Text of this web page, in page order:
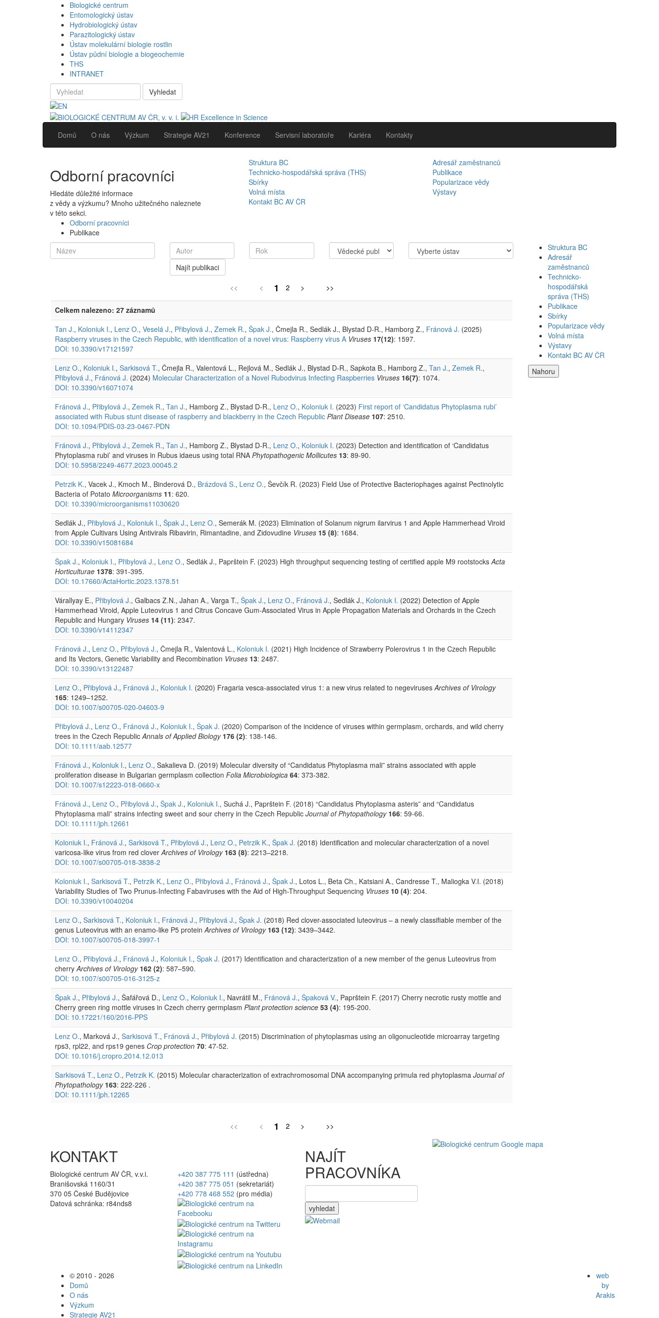
Biologické centrum
Entomologický ústav
Hydrobiologický ústav
Parazitologický ústav
Ústav molekulární biologie rostlin
Ústav půdní biologie a biogeochemie
THS
INTRANET
Vyhledat
Domů O nás Výzkum Strategie AV21 Konference Servisní laboratoře Kariéra Kontakty
Odborní pracovníci
Hledáte důležité informace
z vědy a výzkumu? Mnoho užitečného naleznete
v této sekci.
Struktura BC
Adresář zaměstnanců
Technicko-hospodářská správa (THS)
Publikace
Sbírky
Popularizace vědy
Volná místa
Výstavy
Kontakt BC AV ČR
Odborní pracovníci
Publikace
Najít publikaci
<< < 1 2 > >>
Celkem nalezeno: 27 záznamů
Tan J., Koloniuk I., Lenz O., Veselá J., Přibylová J., Zemek R., Špak J., Čmejla R., Sedlák J., Blystad D-R., Hamborg Z., Fránová J. (2025)
Raspberry viruses in the Czech Republic, with identification of a novel virus: Raspberry virus A Viruses 17(12): 1597.
DOI: 10.3390/v17121597
Lenz O., Koloniuk I., Sarkisová T., Čmejla R., Valentová L., Rejlová M., Sedlák J., Blystad D-R., Sapkota B., Hamborg Z., Tan J., Zemek R.,
Přibylová J., Fránová J. (2024) Molecular Characterization of a Novel Rubodvirus Infecting Raspberries Viruses 16(7): 1074.
DOI: 10.3390/v16071074
Fránová J., Přibylová J., Zemek R., Tan J., Hamborg Z., Blystad D-R., Lenz O., Koloniuk I. (2023) First report of ‘Candidatus Phytoplasma rubi’
associated with Rubus stunt disease of raspberry and blackberry in the Czech Republic Plant Disease 107: 2510.
DOI: 10.1094/PDIS-03-23-0467-PDN
Fránová J., Přibylová J., Zemek R., Tan J., Hamborg Z., Blystad D-R., Lenz O., Koloniuk I. (2023) Detection and identification of ‘Candidatus
Phytoplasma rubi’ and viruses in Rubus idaeus using total RNA Phytopathogenic Mollicutes 13: 89-90.
DOI: 10.5958/2249-4677.2023.00045.2
Petrzik K., Vacek J., Kmoch M., Binderová D., Brázdová S., Lenz O., Ševčík R. (2023) Field Use of Protective Bacteriophages against Pectinolytic
Bacteria of Potato Microorganisms 11: 620.
DOI: 10.3390/microorganisms11030620
Sedlák J., Přibylová J., Koloniuk I., Špak J., Lenz O., Semerák M. (2023) Elimination of Solanum nigrum ilarvirus 1 and Apple Hammerhead Viroid
from Apple Cultivars Using Antivirals Ribavirin, Rimantadine, and Zidovudine Viruses 15 (8): 1684.
DOI: 10.3390/v15081684
Špak J., Koloniuk I., Přibylová J., Lenz O., Sedlák J., Paprštein F. (2023) High throughput sequencing testing of certified apple M9 rootstocks Acta
Horticulturae 1378: 391-395.
DOI: 10.17660/ActaHortic.2023.1378.51
Várallyay E., Přibylová J., Galbacs Z.N., Jahan A., Varga T., Špak J., Lenz O., Fránová J., Sedlák J., Koloniuk I. (2022) Detection of Apple
Hammerhead Viroid, Apple Luteovirus 1 and Citrus Concave Gum-Associated Virus in Apple Propagation Materials and Orchards in the Czech
Republic and Hungary Viruses 14 (11): 2347.
DOI: 10.3390/v14112347
Fránová J., Lenz O., Přibylová J., Čmejla R., Valentová L., Koloniuk I. (2021) High Incidence of Strawberry Polerovirus 1 in the Czech Republic
and Its Vectors, Genetic Variability and Recombination Viruses 13: 2487.
DOI: 10.3390/v13122487
Lenz O., Přibylová J., Fránová J., Koloniuk I. (2020) Fragaria vesca‑associated virus 1: a new virus related to negeviruses Archives of Virology
165: 1249–1252.
DOI: 10.1007/s00705-020-04603-9
Přibylová J., Lenz O., Fránová J., Koloniuk I., Špak J. (2020) Comparison of the incidence of viruses within germplasm, orchards, and wild cherry
trees in the Czech Republic Annals of Applied Biology 176 (2): 138-146.
DOI: 10.1111/aab.12577
Fránová J., Koloniuk I., Lenz O., Sakalieva D. (2019) Molecular diversity of “Candidatus Phytoplasma mali” strains associated with apple
proliferation disease in Bulgarian germplasm collection Folia Microbiologica 64: 373-382.
DOI: 10.1007/s12223-018-0660-x
Fránová J., Lenz O., Přibylová J., Špak J., Koloniuk I., Suchá J., Paprštein F. (2018) “Candidatus Phytoplasma asteris” and “Candidatus
Phytoplasma mali” strains infecting sweet and sour cherry in the Czech Republic Journal of Phytopathology 166: 59-66.
DOI: 10.1111/jph.12661
Koloniuk I., Fránová J., Sarkisová T., Přibylová J., Lenz O., Petrzik K., Špak J. (2018) Identification and molecular characterization of a novel
varicosa-like virus from red clover Archives of Virology 163 (8): 2213–2218.
DOI: 10.1007/s00705-018-3838-2
Koloniuk I., Sarkisová T., Petrzik K., Lenz O., Přibylová J., Fránová J., Špak J., Lotos L., Beta Ch., Katsiani A., Candresse T., Maliogka V.I. (2018)
Variability Studies of Two Prunus-Infecting Fabaviruses with the Aid of High-Throughput Sequencing Viruses 10 (4): 204.
DOI: 10.3390/v10040204
Lenz O., Sarkisová T., Koloniuk I., Fránová J., Přibylová J., Špak J. (2018) Red clover-associated luteovirus – a newly classifiable member of the
genus Luteovirus with an enamo-like P5 protein Archives of Virology 163 (12): 3439–3442.
DOI: 10.1007/s00705-018-3997-1
Lenz O., Přibylová J., Fránová J., Koloniuk I., Špak J. (2017) Identification and characterization of a new member of the genus Luteovirus from
cherry Archives of Virology 162 (2): 587–590.
DOI: 10.1007/s00705-016-3125-z
Špak J., Přibylová J., Šafářová D., Lenz O., Koloniuk I., Navrátil M., Fránová J., Špaková V., Paprštein F. (2017) Cherry necrotic rusty mottle and
Cherry green ring mottle viruses in Czech cherry germplasm Plant protection science 53 (4): 195-200.
DOI: 10.17221/160/2016-PPS
Lenz O., Marková J., Sarkisová T., Fránová J., Přibylová J. (2015) Discrimination of phytoplasmas using an oligonucleotide microarray targeting
rps3, rpl22, and rps19 genes Crop protection 70: 47-52.
DOI: 10.1016/j.cropro.2014.12.013
Sarkisová T., Lenz O., Petrzik K. (2015) Molecular characterization of extrachromosomal DNA accompanying primula red phytoplasma Journal of
Phytopathology 163: 222-226 .
DOI: 10.1111/jph.12265
<< < 1 2 > >>
Struktura BC
Adresář
zaměstnanců
Technicko-
hospodářská
správa (THS)
Publikace
Sbírky
Popularizace vědy
Volná místa
Výstavy
Kontakt BC AV ČR
Nahoru
KONTAKT
Biologické centrum AV ČR, v.v.i.
Branišovská 1160/31
370 05 České Budějovice
Datová schránka: r84nds8
+420 387 775 111 (ústředna)
+420 387 775 051 (sekretariát)
+420 778 468 552 (pro média)
NAJÍT
PRACOVNÍKA
vyhledat
© 2010 - 2026
Domů
O nás
Výzkum
Strategie AV21
web
by
Arakis